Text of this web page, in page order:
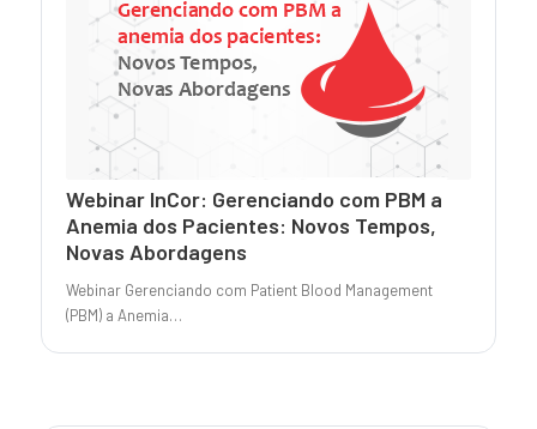
Webinar InCor: Gerenciando com PBM a
Anemia dos Pacientes: Novos Tempos,
Novas Abordagens
Webinar Gerenciando com Patient Blood Management
(PBM) a Anemia…